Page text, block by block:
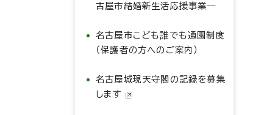
古屋市結婚新生活応援事業―
名古屋市こども誰でも通園制度
（保護者の方へのご案内）
名古屋城現天守閣の記録を募集
します